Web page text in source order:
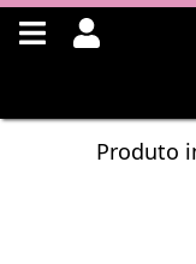
Produto